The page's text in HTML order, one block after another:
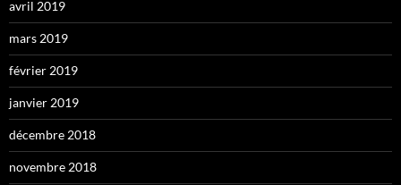
avril 2019
mars 2019
février 2019
janvier 2019
décembre 2018
novembre 2018